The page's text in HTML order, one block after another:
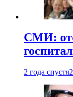
СМИ:
2 года спустя